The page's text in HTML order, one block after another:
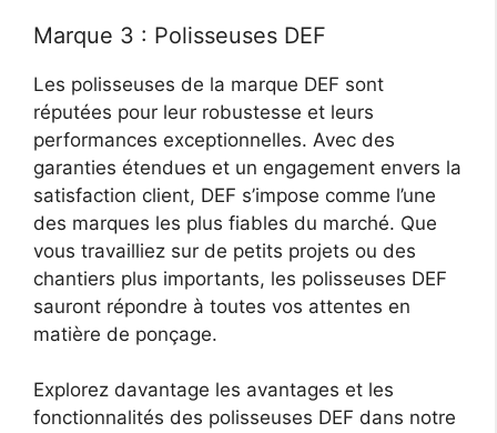
Marque 3 : Polisseuses DEF
Les polisseuses de la marque DEF sont
réputées pour leur robustesse et leurs
performances exceptionnelles. Avec des
garanties étendues et un engagement envers la
satisfaction client, DEF s’impose comme l’une
des marques les plus fiables du marché. Que
vous travailliez sur de petits projets ou des
chantiers plus importants, les polisseuses DEF
sauront répondre à toutes vos attentes en
matière de ponçage.
Explorez davantage les avantages et les
fonctionnalités des polisseuses DEF dans notre